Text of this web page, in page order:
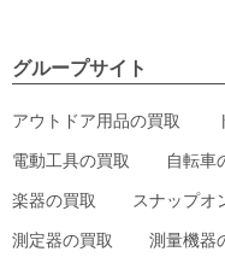
グループサイト
アウトドア用品の買取
電動工具の買取 自転車
楽器の買取 スナップオ
測定器の買取 測量機器